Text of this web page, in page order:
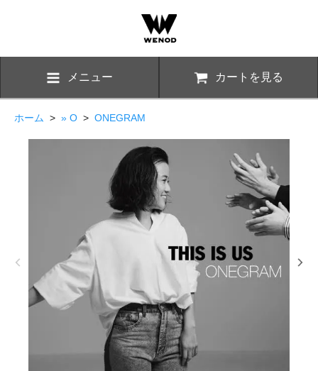
メニュー カートを見る
ホーム > » O > ONEGRAM